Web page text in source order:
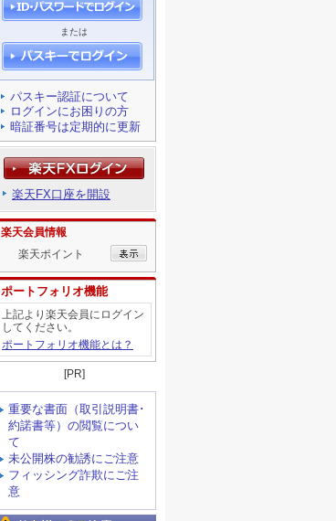
または
パスキー認証について
ログインにお困りの方
暗証番号は定期的に更新
楽天FX口座を開設
楽天会員情報
楽天ポイント
ポートフォリオ機能
上記より楽天会員にログイン
してください。
ポートフォリオ機能とは？
[PR]
重要な書面（取引説明書･
約諾書等）の閲覧につい
て
未公開株の勧誘にご注意
フィッシング詐欺にご注
意